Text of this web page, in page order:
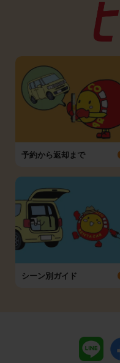
予約から返却まで
シーン別ガイド